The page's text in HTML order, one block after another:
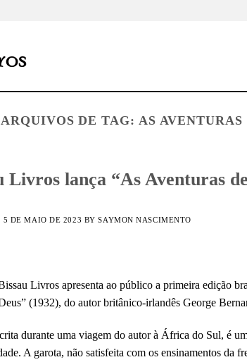
ARQUIVOS DE TAG: AS
Livros lança “As Aventuras
5 DE MAIO DE 2023 BYSAYMON NASCIMENTO
Livros apresenta ao público a primeira edição
(1932), do autor britânico-irlandês George
durante uma viagem do autor à África do Sul, é
A garota, não satisfeita com os ensinamentos da